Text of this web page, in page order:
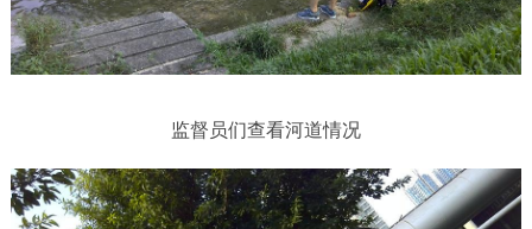
监督员们查看河道情况